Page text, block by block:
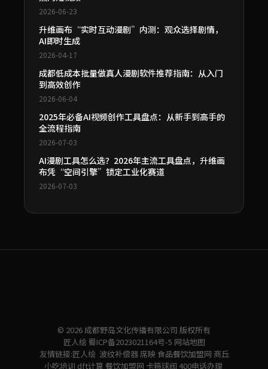
2026-06-23
升维画布“实时互动漫剧”内测：观众选择剧情，
AI即时生成
2026-04-17
成都低成本批量做真人漫剧软件推荐指南：从入门
到高效创作
2026-06-04
2025年必备AI视频创作工具盘点：从新手到高手的
全流程指南
2026-07-03
AI漫剧工具怎么选？2026年主流工具盘点，升维画
布凭“空间引擎”锁定工业化赛道
2026-07-03
© 2026 成都野岛文化传播有限公司 版权所有
匠人绘 蜀ICP备2023021164号-5 网站地图
友情链接:匠人绘 波纹补偿器 席映食品餐饮加盟网 商丘
小吃培训 dft计算 餐饮加盟网 卡箍球阀 400电话办理